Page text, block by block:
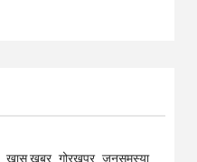
खास खबर गोरखपुर जनसमस्या